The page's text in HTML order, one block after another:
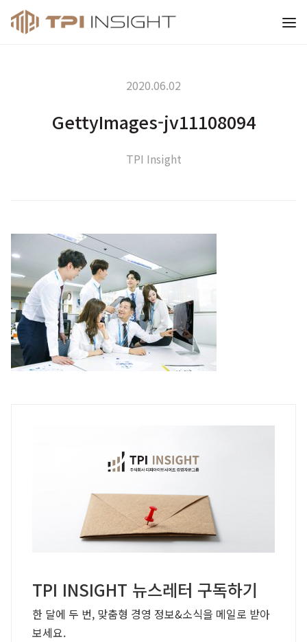
티피아이 인사이트
2020.06.02
GettyImages-jv11108094
TPI Insight
TPI INSIGHT 뉴스레터 구독하기
한 달에 두 번, 맞춤형 경영 정보&소식을 메일로 받아
보세요.